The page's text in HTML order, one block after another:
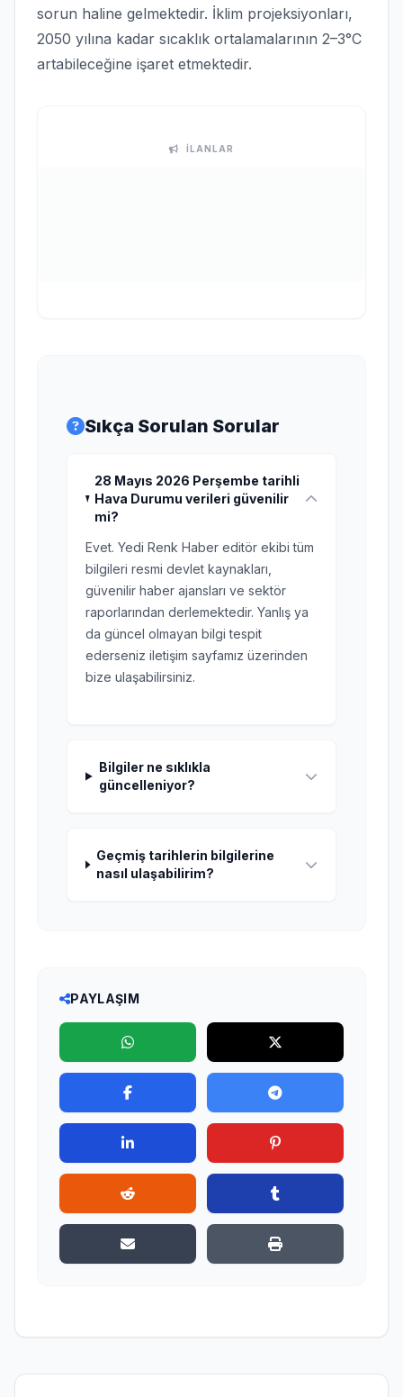
sorun haline gelmektedir. İklim projeksiyonları,
2050 yılına kadar sıcaklık ortalamalarının 2–3°C
artabileceğine işaret etmektedir.
İLANLAR
Sıkça Sorulan Sorular
28 Mayıs 2026 Perşembe tarihli
Hava Durumu verileri güvenilir
mi?
Evet. Yedi Renk Haber editör ekibi tüm
bilgileri resmi devlet kaynakları,
güvenilir haber ajansları ve sektör
raporlarından derlemektedir. Yanlış ya
da güncel olmayan bilgi tespit
ederseniz iletişim sayfamız üzerinden
bize ulaşabilirsiniz.
Bilgiler ne sıklıkla
güncelleniyor?
Geçmiş tarihlerin bilgilerine
nasıl ulaşabilirim?
PAYLAŞIM